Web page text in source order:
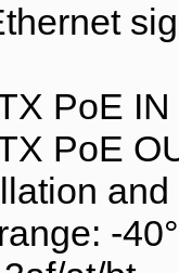
PoE IN
PoE
-